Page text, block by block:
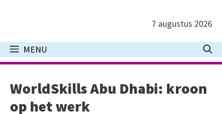
inhoud
7 augustus 2026
MENU
WorldSkills Abu Dhabi: kroon
op het werk